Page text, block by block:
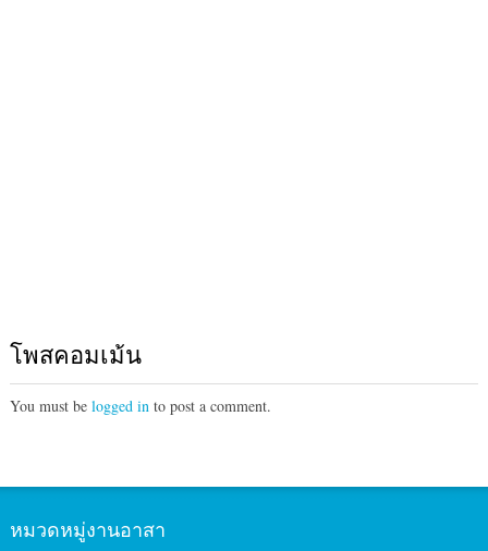
โพสคอมเม้น
You must be logged into post a comment.
หมวดหมู่งานอาสา